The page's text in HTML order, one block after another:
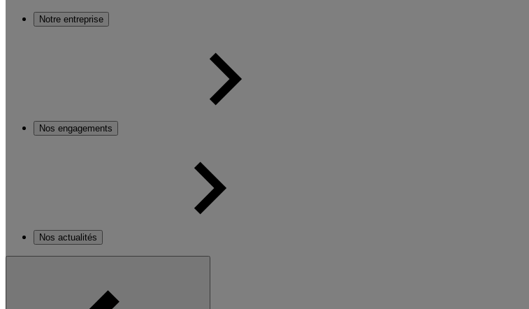
Notre entreprise
Nos engagements
Nos actualités